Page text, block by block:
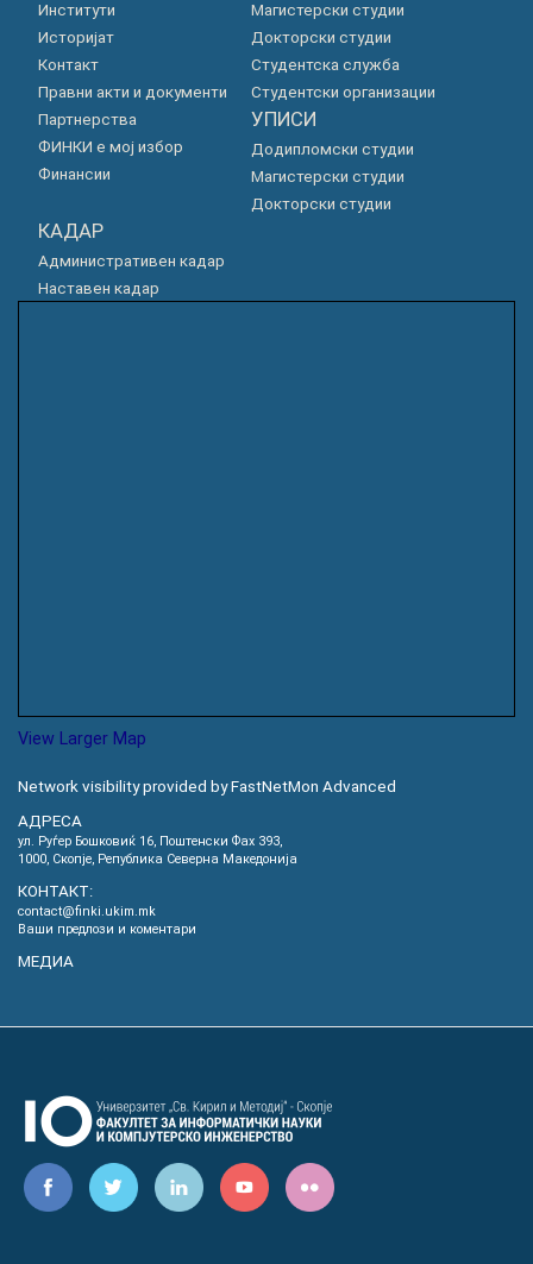
Институти
Историјат
Контакт
Правни акти и документи
Партнерства
ФИНКИ е мој избор
Финансии
Магистерски студии
Докторски студии
Студентска служба
Студентски организации
УПИСИ
Додипломски студии
Магистерски студии
Докторски студии
КАДАР
Административен кадар
Наставен кадар
View Larger Map
Network visibility provided by FastNetMon Advanced
АДРЕСА
ул. Руѓер Бошковиќ 16, Пoштенски Фах 393,
1000, Скопје, Република Северна Македонија
КОНТАКТ:
contact@finki.ukim.mk
Ваши предлози и коментари
МЕДИА